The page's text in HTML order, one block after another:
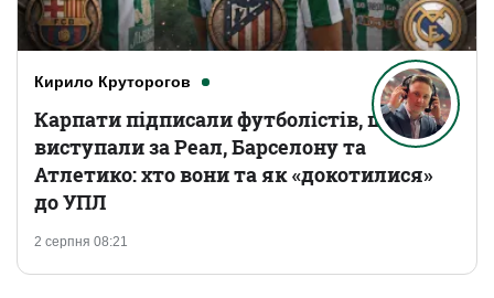
Кирило Круторогов
2 серпня 08:21
Карпати підписали футболістів, що
виступали за Реал, Барселону та
Атлетико: хто вони та як «докотилися»
до УПЛ